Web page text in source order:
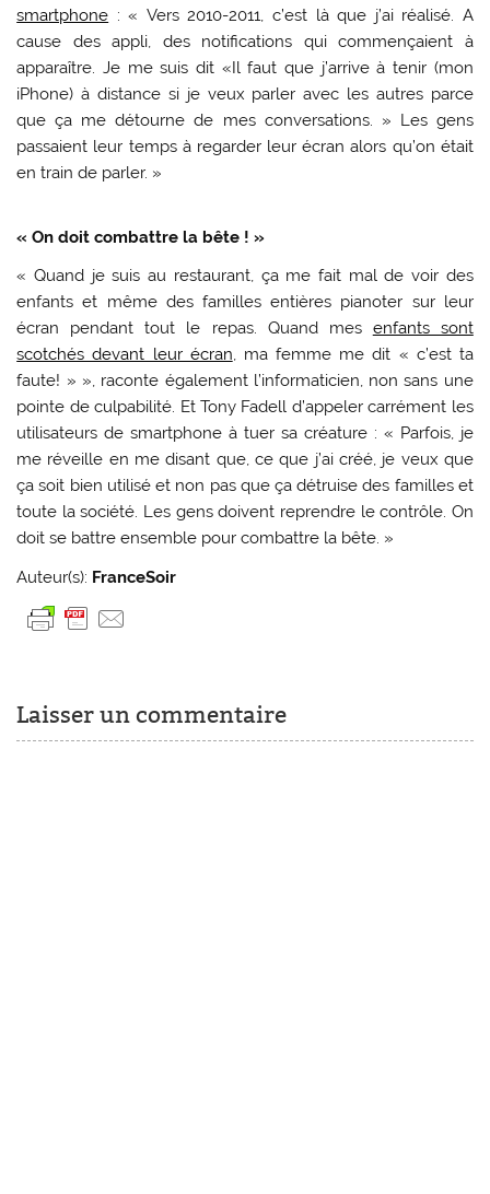
smartphone : « Vers 2010-2011, c’est là que j’ai réalisé. A
cause des appli, des notifications qui commençaient à
apparaître. Je me suis dit «Il faut que j’arrive à tenir (mon
iPhone) à distance si je veux parler avec les autres parce
que ça me détourne de mes conversations. » Les gens
passaient leur temps à regarder leur écran alors qu’on était
en train de parler. »
« On doit combattre la bête ! »
« Quand je suis au restaurant, ça me fait mal de voir des
enfants et même des familles entières pianoter sur leur
écran pendant tout le repas. Quand mes enfants sont
scotchés devant leur écran, ma femme me dit « c’est ta
faute! » », raconte également l’informaticien, non sans une
pointe de culpabilité. Et Tony Fadell d’appeler carrément les
utilisateurs de smartphone à tuer sa créature : « Parfois, je
me réveille en me disant que, ce que j’ai créé, je veux que
ça soit bien utilisé et non pas que ça détruise des familles et
toute la société. Les gens doivent reprendre le contrôle. On
doit se battre ensemble pour combattre la bête. »
Auteur(s): FranceSoir
Laisser un commentaire